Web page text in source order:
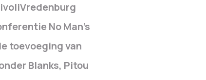
No Man’s
toevoeging van
Blanks, Pitou